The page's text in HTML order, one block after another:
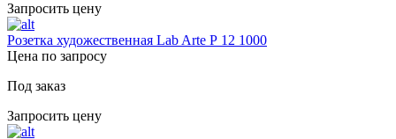
Запросить цену
Розетка художественная Lab Arte Р 12 1000
Цена по запросу
Под заказ
Запросить цену